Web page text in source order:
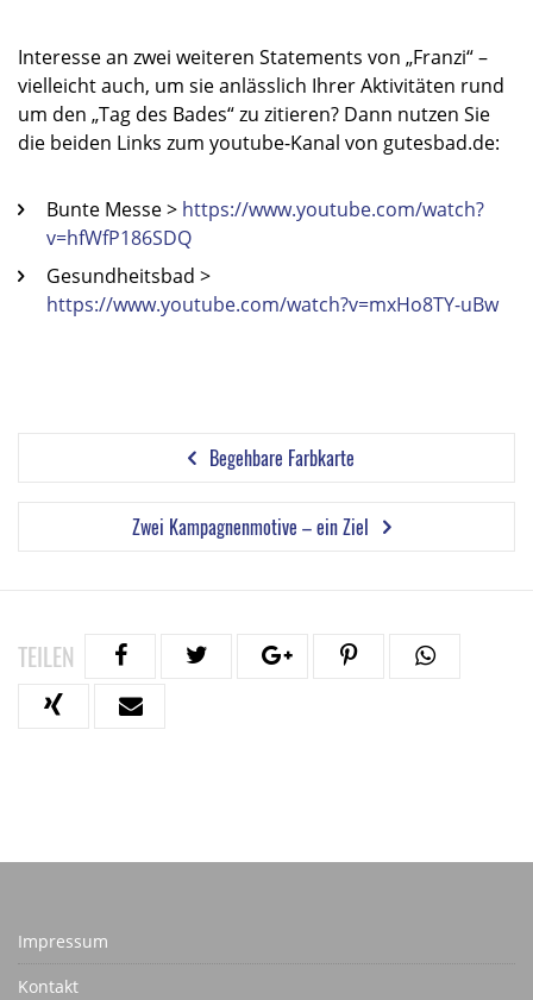
Interesse an zwei weiteren Statements von „Franzi“ –
vielleicht auch, um sie anlässlich Ihrer Aktivitäten rund
um den „Tag des Bades“ zu zitieren? Dann nutzen Sie
die beiden Links zum youtube-Kanal von gutesbad.de:
Bunte Messe > https://www.youtube.com/watch?
v=hfWfP186SDQ
Gesundheitsbad >
https://www.youtube.com/watch?v=mxHo8TY-uBw
Begehbare Farbkarte
Zwei Kampagnenmotive – ein Ziel
TEILEN
Impressum
Kontakt